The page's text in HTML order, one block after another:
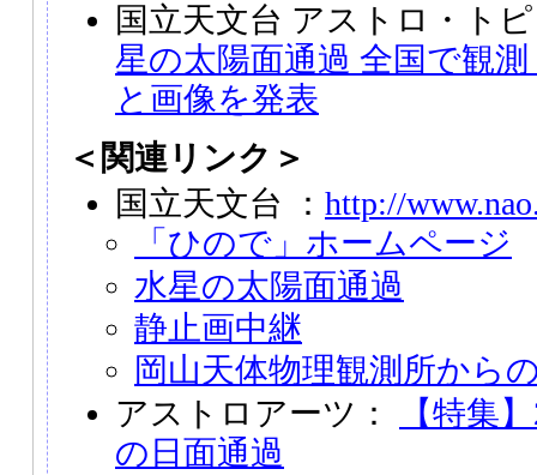
国立天文台 アストロ・ト
星の太陽面通過 全国で観
と画像を発表
＜関連リンク＞
国立天文台 ： http://
「ひので」ホームページ
水星の太陽面通過
静止画中継
岡山天体物理観測所から
アストロアーツ：
【特集
の日面通過